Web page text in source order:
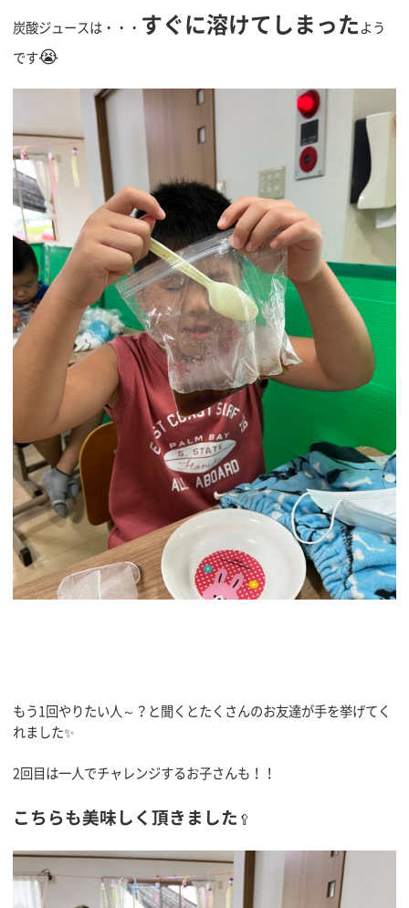
炭酸ジュースは・・・ すぐに溶けてしまったよう
です😭
もう1回やりたい人～？と聞くとたくさんのお友達が手を挙げてく
れました✨
2回目は一人でチャレンジするお子さんも！！
こちらも美味しく頂きました 🥄